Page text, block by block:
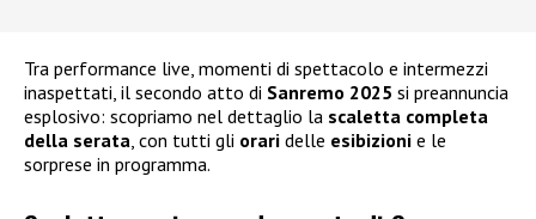
Tra performance live, momenti di spettacolo e intermezzi
inaspettati, il secondo atto di Sanremo 2025 si preannuncia
esplosivo: scopriamo nel dettaglio la scaletta completa
della serata, con tutti gli orari delle esibizioni e le
sorprese in programma.